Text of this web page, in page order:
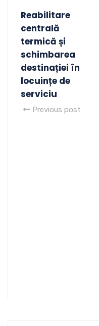
Reabilitare
centrală
termică și
schimbarea
destinației în
locuințe de
serviciu
Previous post